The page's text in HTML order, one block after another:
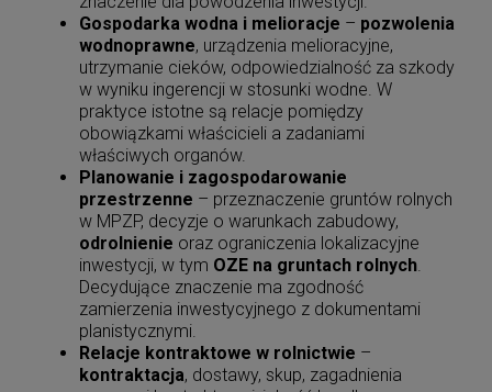
egzekucyjne w administracji. Prawo o
ustroju
Cena regularna:99,00 zł
Najniższa cena: 99,00 zł
DO KOSZYKA
Kodeks postępowania administracyjnego.
Ordynacja podatkowa. Samorządowe
kolegia odwoławcze. Postępowanie
egzekucyjne w administracji. Prawo o
ustroju
88,11 zł
Cena regularna:99,00 zł
Najniższa cena: 99,00 zł
DO KOSZYKA
Gospodarka wodna i melioracje – pozwolenia
wodnoprawne, urządzenia melioracyjne,
utrzymanie cieków, odpowiedzialność za szkody
w wyniku ingerencji w stosunki wodne. W
praktyce istotne są relacje pomiędzy
obowiązkami właścicieli a zadaniami
właściwych organów.
Planowanie i zagospodarowanie
przestrzenne – przeznaczenie gruntów rolnych
w MPZP, decyzje o warunkach zabudowy,
odrolnienie oraz ograniczenia lokalizacyjne
inwestycji, w tym OZE na gruntach rolnych
Decydujące znaczenie ma zgodność
zamierzenia inwestycyjnego z dokumentami
planistycznymi.
Relacje kontraktowe w rolnictwie –
kontraktacja, dostawy, skup, zagadnienia